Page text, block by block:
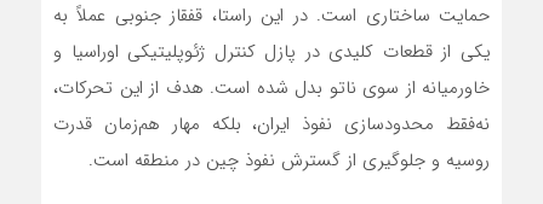
حمایت ساختاری است. در این راستا، قفقاز جنوبی عملاً به
یکی از قطعات کلیدی در پازل کنترل ژئوپلیتیکی اوراسیا و
خاورمیانه از سوی ناتو بدل شده است. هدف از این تحرکات،
نه‌فقط محدودسازی نفوذ ایران، بلکه مهار هم‌زمان قدرت
روسیه و جلوگیری از گسترش نفوذ چین در منطقه است.